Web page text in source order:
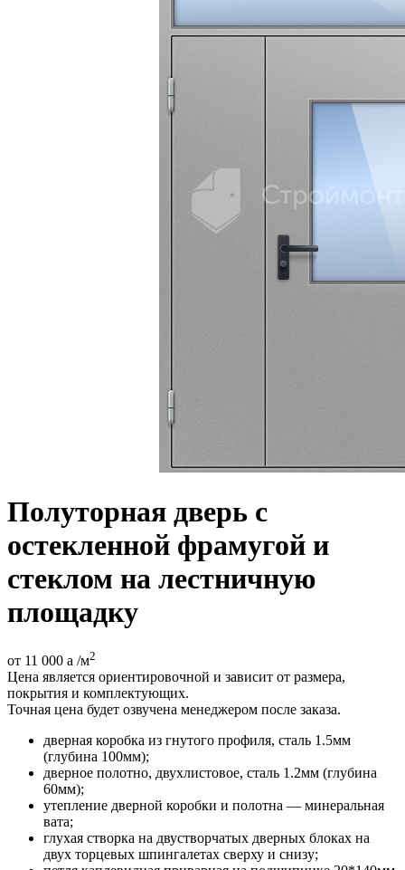
Полуторная дверь с
остекленной фрамугой и
стеклом на лестничную
площадку
от 11 000 a /м2
Цена является ориентировочной и зависит от размера,
покрытия и комплектующих.
Точная цена будет озвучена менеджером после заказа.
дверная коробка из гнутого профиля, сталь 1.5мм
(глубина 100мм);
дверное полотно, двухлистовое, сталь 1.2мм (глубина
60мм);
утепление дверной коробки и полотна — минеральная
вата;
глухая створка на двустворчатых дверных блоках на
двух торцевых шпингалетах сверху и снизу;